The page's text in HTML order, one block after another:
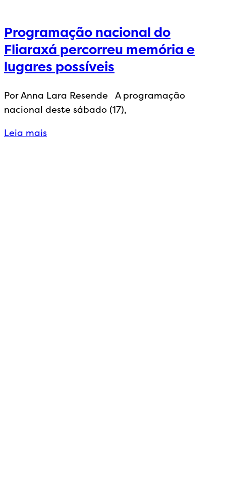
Programação nacional do
Fliaraxá percorreu memória e
lugares possíveis
Por Anna Lara Resende A programação
nacional deste sábado (17),
Leia mais